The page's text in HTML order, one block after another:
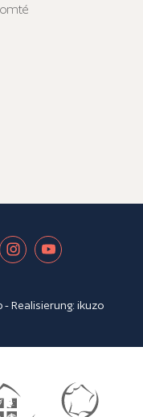
- Realisierung:ikuzo